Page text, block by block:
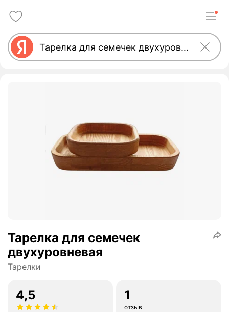
Тарелка для семечек
двухуровневая
Тарелки
4,5 1
отзыв